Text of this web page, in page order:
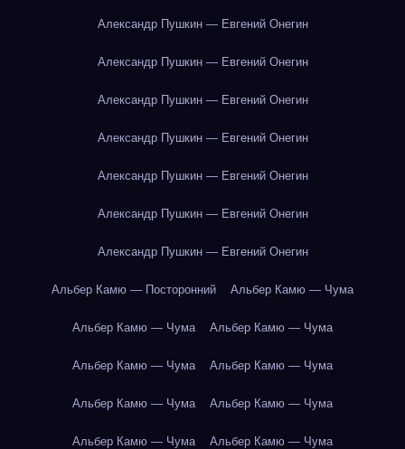
Александр Пушкин — Евгений Онегин
Александр Пушкин — Евгений Онегин
Александр Пушкин — Евгений Онегин
Александр Пушкин — Евгений Онегин
Александр Пушкин — Евгений Онегин
Александр Пушкин — Евгений Онегин
Александр Пушкин — Евгений Онегин
Альбер Камю — Посторонний Альбер Камю — Чума
Альбер Камю — Чума Альбер Камю — Чума
Альбер Камю — Чума Альбер Камю — Чума
Альбер Камю — Чума Альбер Камю — Чума
Альбер Камю — Чума Альбер Камю — Чума